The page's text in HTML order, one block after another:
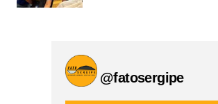
@fatosergipe